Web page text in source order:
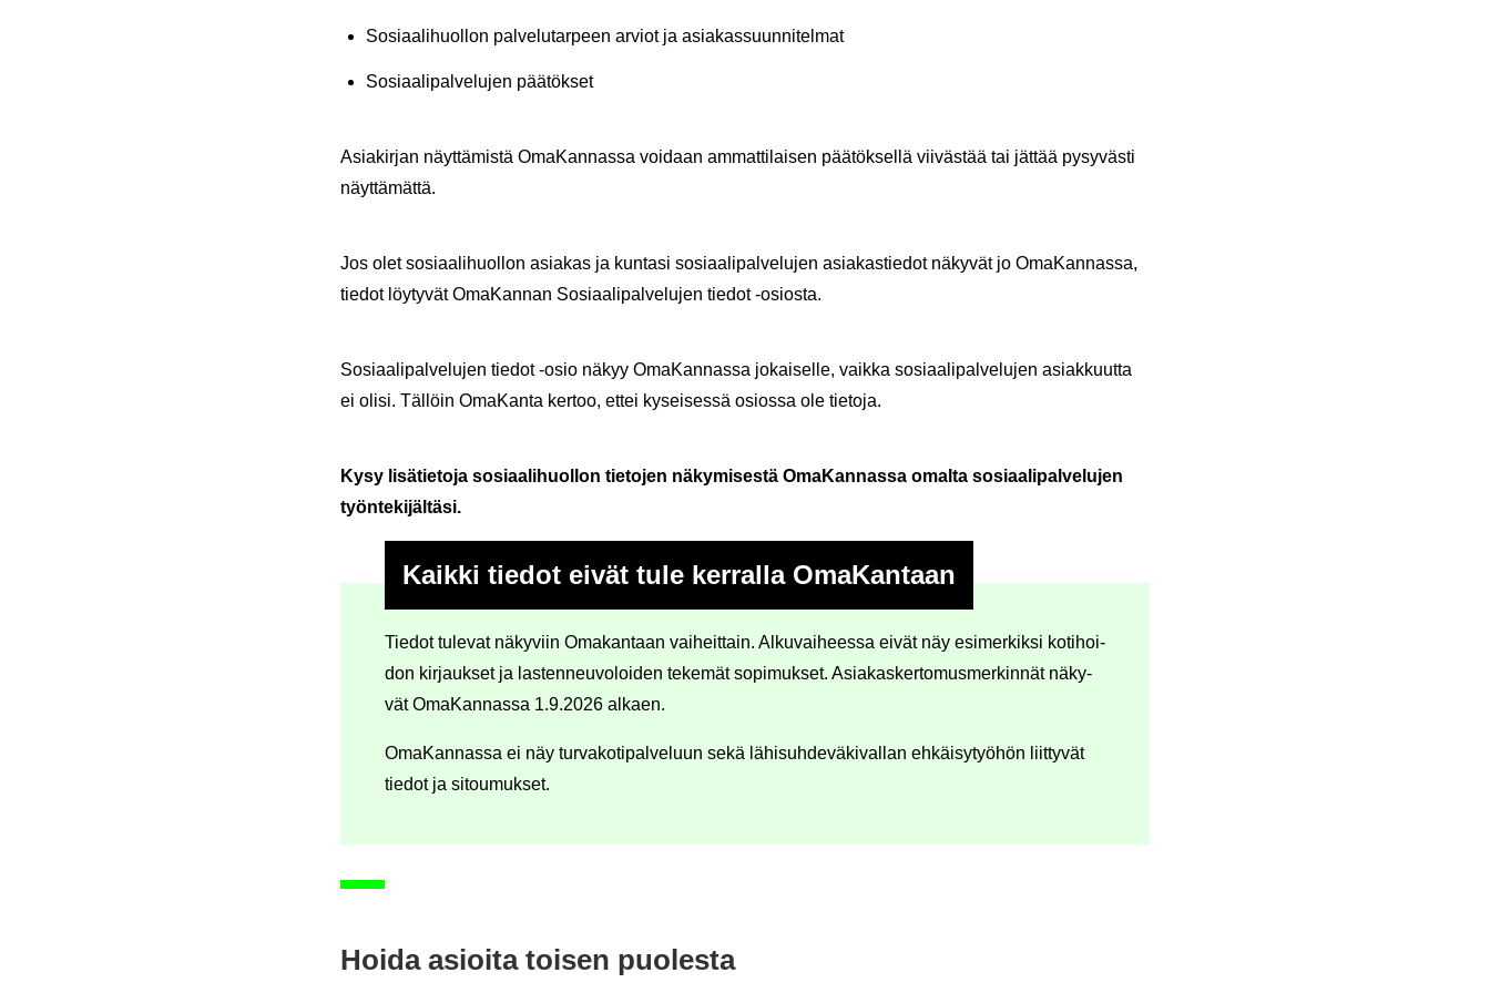
So­si­aa­li­huol­lon pal­ve­lu­tar­peen ar­viot ja asia­kas­suun­ni­tel­mat
So­si­aa­li­pal­ve­lu­jen pää­tök­set
Asia­kir­jan näyt­tä­mis­tä Oma­Kan­nas­sa voi­daan am­mat­ti­lai­sen pää­tök­sel­lä vii­väs­tää tai jät­tää py­sy­väs­ti
näyt­tä­mät­tä.
Jos olet so­si­aa­li­huol­lon asia­kas ja kun­ta­si so­si­aa­li­pal­ve­lu­jen asia­kas­tie­dot nä­ky­vät jo Oma­Kan­nas­sa,
tie­dot löy­ty­vät Oma­Kan­nan So­si­aa­li­pal­ve­lu­jen tie­dot -​osiosta.
So­si­aa­li­pal­ve­lu­jen tie­dot -osio näkyy Oma­Kan­nas­sa jo­kai­sel­le, vaik­ka so­si­aa­li­pal­ve­lu­jen asiak­kuut­ta
ei olisi. Täl­löin Oma­Kan­ta ker­too, ettei ky­sei­ses­sä osios­sa ole tie­to­ja.
Kysy li­sä­tie­to­ja so­si­aa­li­huol­lon tie­to­jen nä­ky­mi­ses­tä Oma­Kan­nas­sa omal­ta so­si­aa­li­pal­ve­lu­jen
työn­te­ki­jäl­tä­si.
Kaik­ki tie­dot eivät tule ker­ral­la Oma­Kan­taan
Tie­dot tu­le­vat nä­ky­viin Oma­kan­taan vai­heit­tain. Al­ku­vai­hees­sa eivät näy esi­mer­kik­si ko­ti­hoi­
don kir­jauk­set ja las­ten­neu­vo­loi­den te­ke­mät so­pi­muk­set. Asia­kas­ker­to­mus­mer­kin­nät nä­ky­
vät Oma­Kan­nas­sa 1.9.2026 al­kaen.
Oma­Kan­nas­sa ei näy tur­va­ko­ti­pal­ve­luun sekä lä­hi­suh­de­vä­ki­val­lan eh­käi­sy­työ­hön liit­ty­vät
tie­dot ja si­tou­muk­set.
Hoida asioi­ta toi­sen puo­les­ta